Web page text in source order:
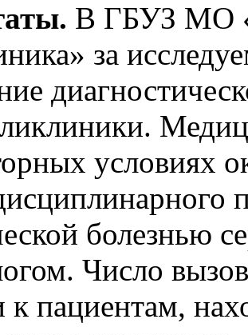
В ГБУЗ МО
за
условиях
болезнью
Число
пациентам,